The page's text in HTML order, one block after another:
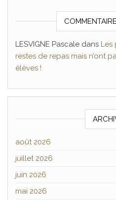
LESVIGNE Pascale dans Les
restes de repas mais n’ont
élèves !
août 2026
juillet 2026
juin 2026
mai 2026